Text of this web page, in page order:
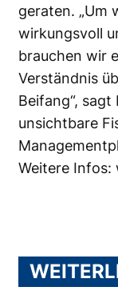
geraten. „Um
wirkungsvoll
brauchen wir
Verständnis
Beifang“, sagt
unsichtbare
Weitere Infos: